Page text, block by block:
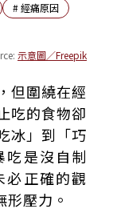
#經痛原因
示意圖／Freepik
真相
只能讓心情好
醫師：正常的荷
因飲料
食、炸物對身體
但圍繞在經
吃的食物卻
冰」到「巧
吃是沒自制
必正確的觀
壓力。